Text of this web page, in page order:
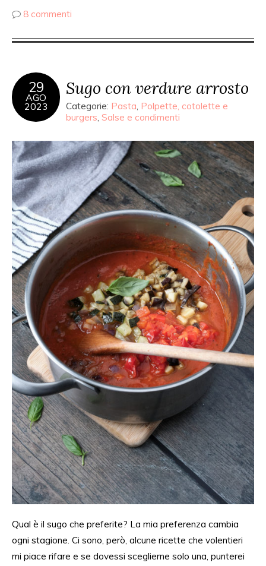
8 commenti
29
AGO
2023
Sugo con verdure arrosto
Categorie: Pasta, Polpette, cotolette e
burgers, Salse e condimenti
Qual è il sugo che preferite? La mia preferenza cambia
ogni stagione. Ci sono, però, alcune ricette che volentieri
mi piace rifare e se dovessi sceglierne solo una, punterei